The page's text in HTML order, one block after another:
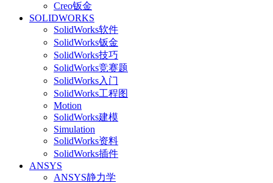
Creo钣金
SOLIDWORKS
SolidWorks软件
SolidWorks钣金
SolidWorks技巧
SolidWorks竞赛题
SolidWorks入门
SolidWorks工程图
Motion
SolidWorks建模
Simulation
SolidWorks资料
SolidWorks插件
ANSYS
ANSYS静力学